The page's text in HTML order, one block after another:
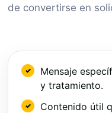
de convertirse en
Mensaje
y tratamiento.
Contenido útil